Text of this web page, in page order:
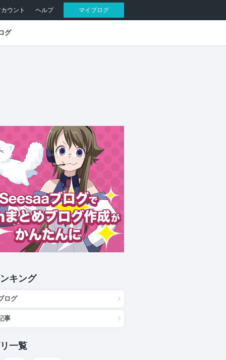
カウント ヘルプ マイブログ
グ
キング
ログ
事
一覧